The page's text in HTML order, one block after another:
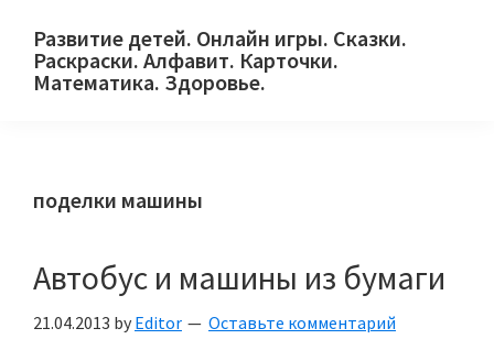
primary
main
primary
Развитие детей. Онлайн игры. Сказки.
Раскраски. Алфавит. Карточки.
Математика. Здоровье.
и
родителей.
поделки машины
Автобус и машины из бумаги
21.04.2013 by Editor Оставьте комментарий